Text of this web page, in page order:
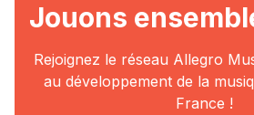
Jouons
Rejoignez le réseau Allegro
au développement de la
France !